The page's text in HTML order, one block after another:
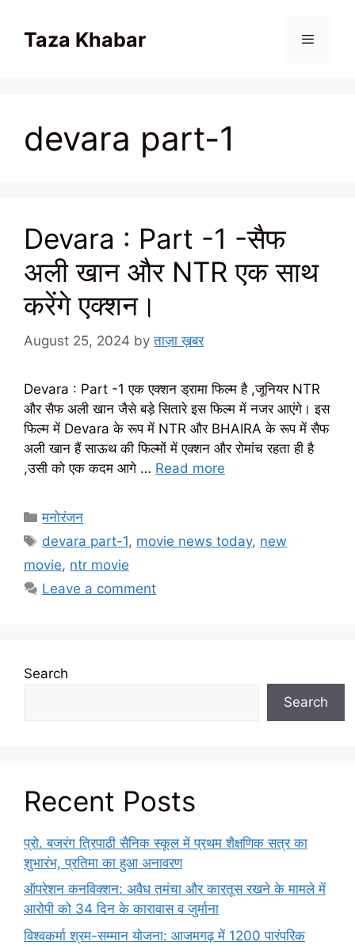
contentTaza Khabar
devara part-1
Devara : Part -1 -सैफ
अली खान और NTR एक साथ
करेंगे एक्शन।
August 25, 2024 byताज़ा ख़बर
Devara : Part -1 एक एक्शन ड्रामा फिल्म है ,जूनियर NTR
और सैफ अली खान जैसे बड़े सितारे इस फिल्म में नजर आएंगे। इस
फिल्म में Devara के रूप में NTR और BHAIRA के रूप में सैफ
अली खान हैं साऊथ की फिल्मों में एक्शन और रोमांच रहता ही है
,उसी को एक कदम आगे … Read more
Categories
मनोरंजन
Tags
devara part-1, movie news today, new
movie, ntr movie
Leave a comment
Search
Search
Recent Posts
प्रो. बजरंग त्रिपाठी सैनिक स्कूल में प्रथम शैक्षणिक सत्र का
शुभारंभ, प्रतिमा का हुआ अनावरण
ऑपरेशन कनविक्शन: अवैध तमंचा और कारतूस रखने के मामले में
आरोपी को 34 दिन के कारावास व जुर्माना
विश्वकर्मा श्रम-सम्मान योजना: आजमगढ़ में 1200 पारंपरिक